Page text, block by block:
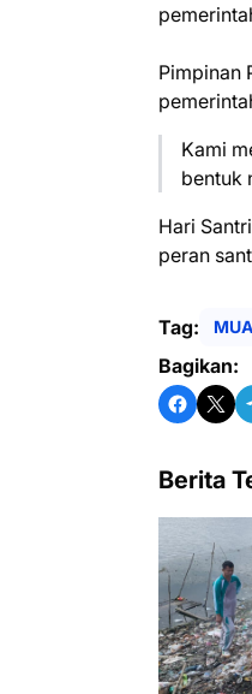
Pimpinan
Kami
bentuk
Hari
peran
Tag:
Bagikan:
Berita